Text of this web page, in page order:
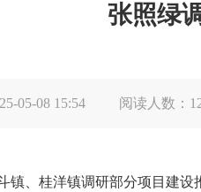
张照绿
05-08 15:54 阅读人数：
、桂洋镇调研部分项目建设